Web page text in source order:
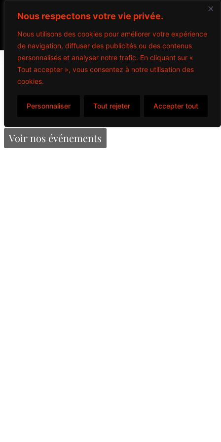
Nous respectons votre vie privée.
Nous utilisons des cookies pour améliorer votre expérience
de navigation, diffuser des publicités ou des contenus
personnalisés et analyser notre trafic. En cliquant sur «
Tout accepter », vous consentez à notre utilisation des
cookies.
Personnaliser Tout rejeter Accepter tout
Jager
Voir nos événements
Propulsé par Miitems
Tous droits réservés – 2024